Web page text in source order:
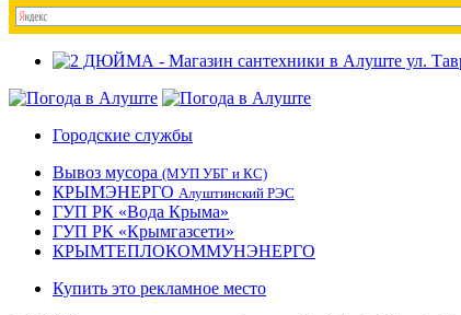
Городские службы
Вывоз мусора (МУП УБГ и КС)
КРЫМЭНЕРГО Алуштинский РЭС
ГУП РК «Вода Крыма»
ГУП РК «Крымгазсети»
КРЫМТЕПЛОКОММУНЭНЕРГО
Купить это рекламное место